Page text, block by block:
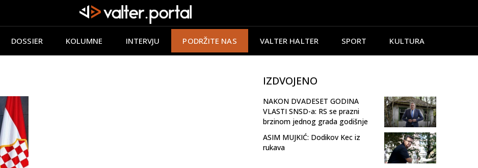
DOSSIER KOLUMNE INTERVJU PODRŽITE NAS VALTER HALTER SPORT KULTURA
IZDVOJENO
NAKON DVADESET GODINA
VLASTI SNSD-a: RS se prazni
brzinom jednog grada godišnje
ASIM MUJKIĆ: Dodikov Kec iz
rukava